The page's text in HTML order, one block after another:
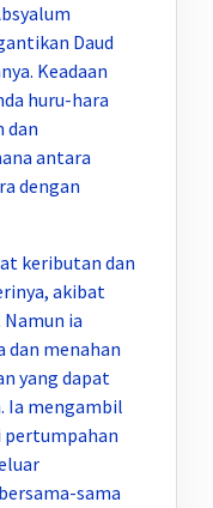
Daud
Keadaan
huru-hara
dan
antara
dengan
keributan dan
akibat
ia
dan menahan
yang dapat
Ia mengambil
pertumpahan
sama